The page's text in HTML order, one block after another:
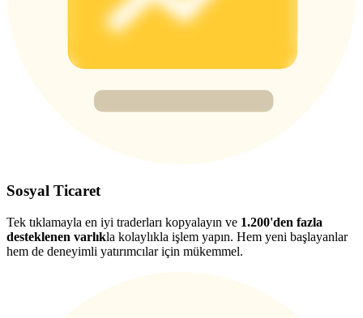
Trade Gold & Silver · 33,333 USDT Bonus
New Listing Futures Fest
Sosyal Ticaret
Tek tıklamayla en iyi traderları kopyalayın ve 1.200'den fazla
desteklenen varlıkla kolaylıkla işlem yapın. Hem yeni başlayanlar
hem de deneyimli yatırımcılar için mükemmel.